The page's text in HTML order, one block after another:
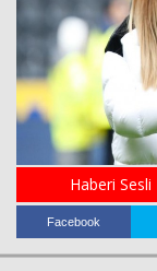
Haberi Sesli
Facebook